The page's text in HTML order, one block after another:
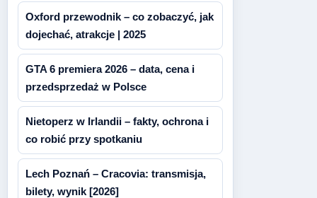
Oxford przewodnik – co zobaczyć, jak
dojechać, atrakcje | 2025
GTA 6 premiera 2026 – data, cena i
przedsprzedaż w Polsce
Nietoperz w Irlandii – fakty, ochrona i
co robić przy spotkaniu
Lech Poznań – Cracovia: transmisja,
bilety, wynik [2026]